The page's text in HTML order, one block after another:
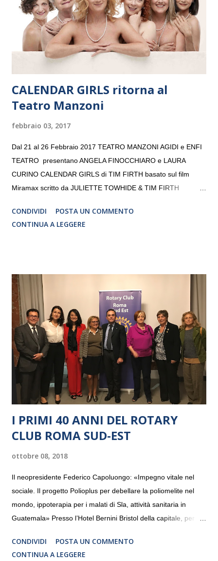
giovani artisti della Baltic Sea Youth Philharmonic per la quarta
volta. L’orchestra, fondata nel 2008 da Kristjan Järvi (affiancato
da un prestigioso consiglio di consulent...
CALENDAR GIRLS ritorna al
Teatro Manzoni
febbraio 03, 2017
Dal 21 al 26 Febbraio 2017 TEATRO MANZONI AGIDI e ENFI
TEATRO presentano ANGELA FINOCCHIARO e LAURA
CURINO CALENDAR GIRLS di TIM FIRTH basato sul film
Miramax scritto da JULIETTE TOWHIDE & TIM FIRTH
CRISTINA PEZZOLI
CONDIVIDI
POSTA UN COMMENTO
CONTINUA A LEGGERE
I PRIMI 40 ANNI DEL ROTARY
CLUB ROMA SUD-EST
ottobre 08, 2018
Il neopresidente Federico Capoluongo: «Impegno vitale nel
sociale. Il progetto Polioplus per debellare la poliomelite nel
mondo, ippoterapia per i malati di Sla, attività sanitaria in
Guatemala» Presso l’Hotel Bernini Bristol della capitale, per la
programmazione del Rotary Club Roma Sud-Est che festeggia
i quaranta anni di attività. Un’occasione per raccontare al
CONDIVIDI
POSTA UN COMMENTO
CONTINUA A LEGGERE